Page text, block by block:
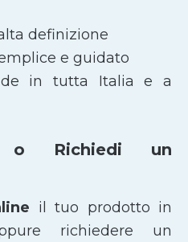
definizione
e guidato
in tutta Italia e a
o Richiedi un
il tuo prodotto in
richiedere un